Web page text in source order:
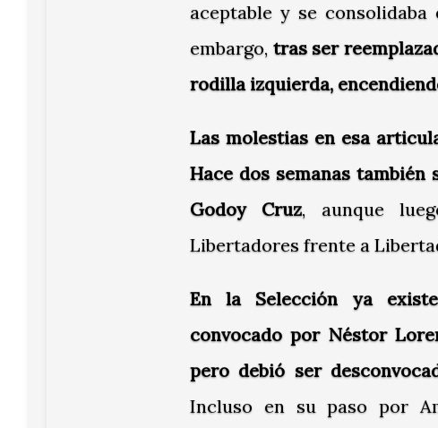
aceptable y se
embargo, tras ser
rodilla izquierda,
Las molestias en esa
Hace dos semanas
Godoy Cruz, aunque
Libertadores frente a
En la Selección ya
convocado por Néstor
pero debió ser
Incluso en su paso por